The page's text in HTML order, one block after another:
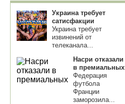
Украина требует
сатисфакции
Украина требует
извинений от
телеканала...
Насри отказали
в премиальных
Федерация
футбола
Франции
заморозила...